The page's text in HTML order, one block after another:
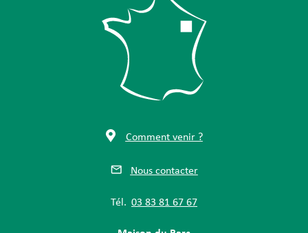
Comment venir ?
Nous contacter
Tél. 03 83 81 67 67